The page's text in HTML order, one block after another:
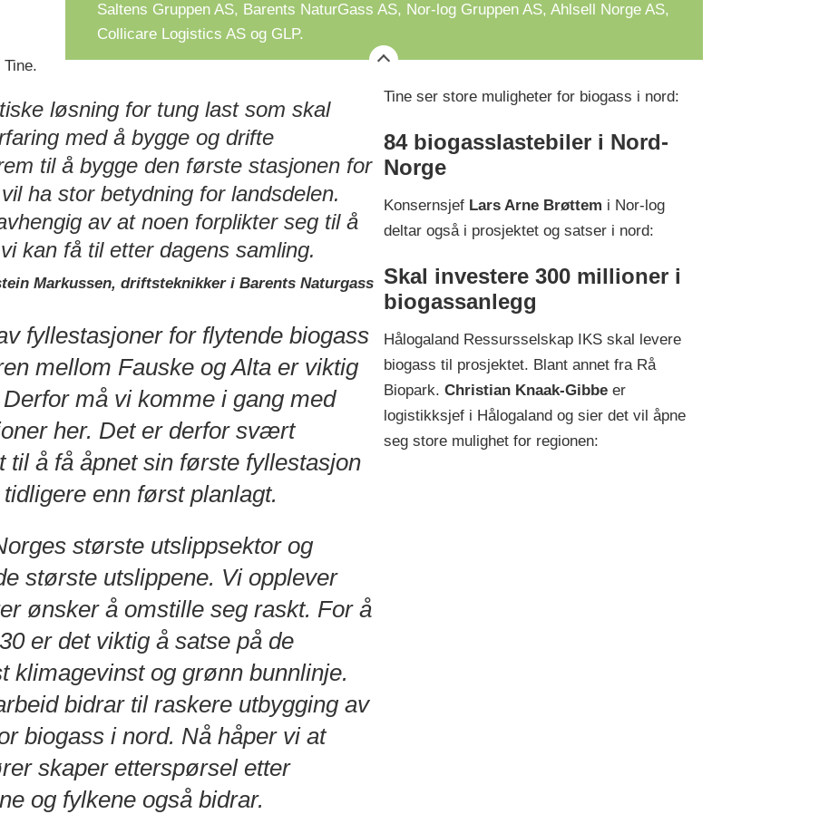
Saltens Gruppen AS, Barents NaturGass AS, Nor-log Gruppen AS, Ahlsell Norge AS,
Collicare Logistics AS og GLP.
løsning for tung last som skal
med å bygge og drifte
til å bygge den første stasjonen for
ha stor betydning for landsdelen.
av at noen forplikter seg til å
kan få til etter dagens samling.
Markussen, driftsteknikker i Barents Naturgass
fyllestasjoner for flytende biogass
mellom Fauske og Alta er viktig
må vi komme i gang med
her. Det er derfor svært
til å få åpnet sin første fyllestasjon
enn først planlagt.
største utslippsektor og
største utslippene. Vi opplever
ønsker å omstille seg raskt. For å
er det viktig å satse på de
klimagevinst og grønn bunnlinje.
bidrar til raskere utbygging av
biogass i nord. Nå håper vi at
skaper etterspørsel etter
og fylkene også bidrar.
Tine ser store muligheter for biogass i nord:
84 biogasslastebiler i Nord-
Norge
Konsernsjef Lars Arne Brøttem i Nor-log
deltar også i prosjektet og satser i nord:
Skal investere 300 millioner i
biogassanlegg
Hålogaland Ressursselskap IKS skal levere
biogass til prosjektet. Blant annet fra Rå
Biopark.Christian Knaak-Gibbe er
logistikksjef i Hålogaland og sier det vil åpne
seg store mulighet for regionen: